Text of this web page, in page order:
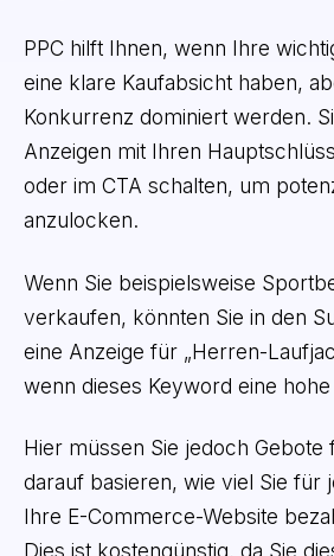
PPC hilft Ihnen, wenn Ihre
eine klare Kaufabsicht haben,
Konkurrenz dominiert werden.
Anzeigen mit Ihren
oder im CTA schalten, um
anzulocken.
Wenn Sie beispielsweise
verkaufen, könnten Sie in den
eine Anzeige für „Herren-
wenn dieses Keyword eine
Hier müssen Sie jedoch Gebote
darauf basieren, wie viel Sie für
Ihre E-Commerce-Website